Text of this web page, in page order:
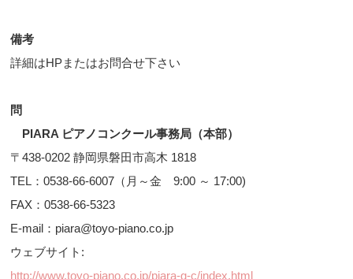
備考
詳細はHPまたはお問合せ下さい
問
PIARA ピアノコンクール事務局（本部）
〒438-0202 静岡県磐田市高木 1818
TEL：0538-66-6007（月～金 9:00 ～ 17:00)
FAX：0538-66-5323
E-mail：piara@toyo-piano.co.jp
ウェブサイト:
http://www.toyo-piano.co.jp/piara-g-c/index.html